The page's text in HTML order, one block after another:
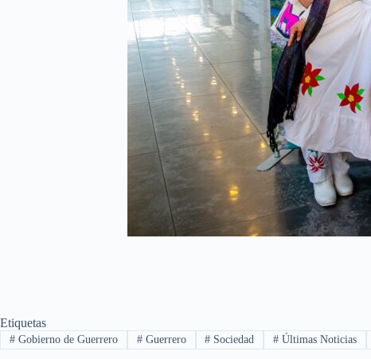
Etiquetas
#Gobierno de Guerrero #Guerrero # Sociedad # Últimas Noticias